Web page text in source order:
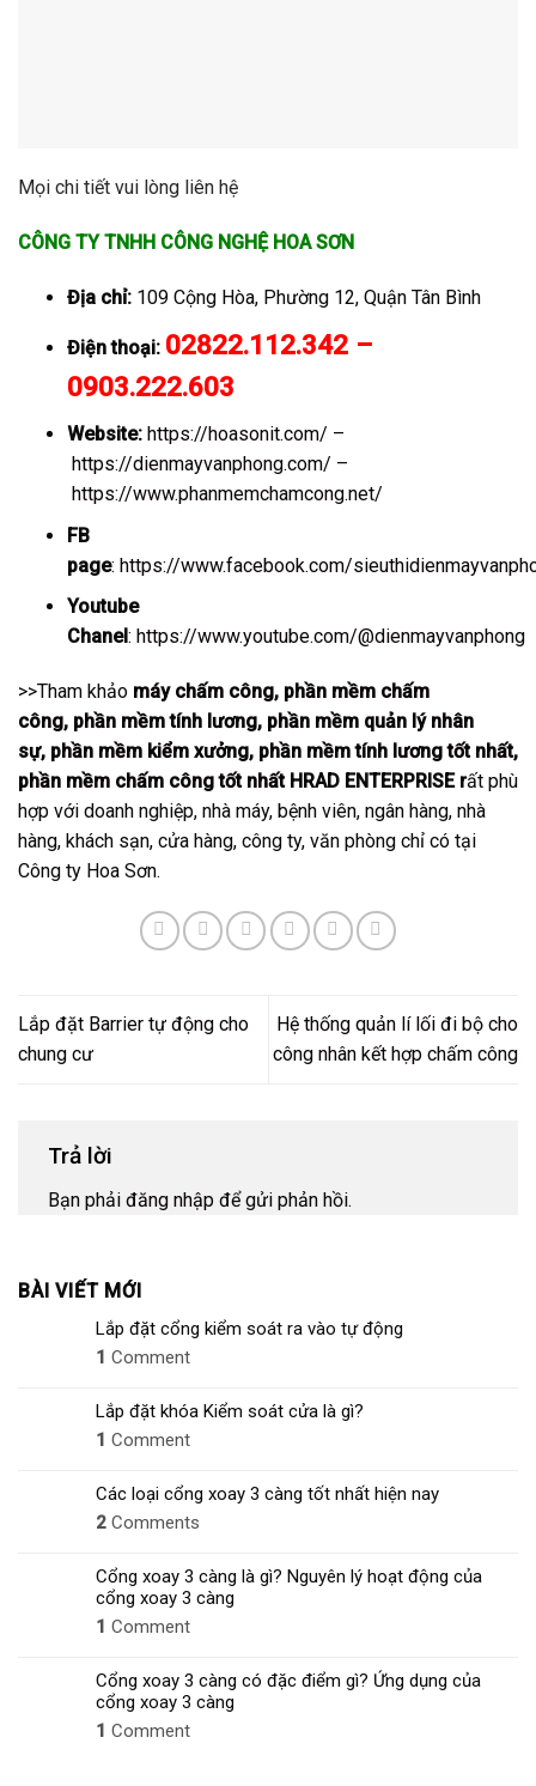
Mọi chi tiết vui lòng liên hệ
CÔNG TY TNHH CÔNG NGHỆ HOA SƠN
Địa chỉ:109 Cộng Hòa, Phường 12, Quận Tân Bình
Điện thoại: 02822.112.342 –
0903.222.603
Website: https://hoasonit.com/ –
https://dienmayvanphong.com/ –
https://www.phanmemchamcong.net/
FB
page: https://www.facebook.com/
Youtube
Chanel: https://www.youtube.com/@dienmayvanphong
>>Tham khảo máy chấm công, phần mềm chấm
công, phần mềm tính lương, phần mềm quản lý nhân
sự, phần mềm kiểm xưởng, phần mềm tính lương tốt nhất,
phần mềm chấm công tốt nhất HRAD ENTERPRISE rất phù
hợp với doanh nghiệp, nhà máy, bệnh viên, ngân hàng, nhà
hàng, khách sạn, cửa hàng, công ty, văn phòng chỉ có tại
Công ty Hoa Sơn.
Lắp đặt Barrier tự động cho
chung cư
Hệ thống quản lí lối đi bộ cho
công nhân kết hợp chấm công
Trả lời
Bạn phải đăng nhập để gửi phản hồi.
BÀI VIẾT MỚI
Lắp đặt cổng kiểm soát ra vào tự động
1 Comment
Lắp đặt khóa Kiểm soát cửa là gì?
1 Comment
Các loại cổng xoay 3 càng tốt nhất hiện nay
2 Comments
Cổng xoay 3 càng là gì? Nguyên lý hoạt động của
cổng xoay 3 càng
1 Comment
Cổng xoay 3 càng có đặc điểm gì? Ứng dụng của
cổng xoay 3 càng
1 Comment